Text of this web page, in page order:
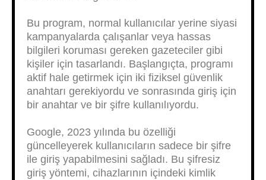
Bu program, normal kullanıcılar yerine siyasi
kampanyalarda çalışanlar veya hassas
bilgileri koruması gereken gazeteciler gibi
kişiler için tasarlandı. Başlangıçta, programı
aktif hale getirmek için iki fiziksel güvenlik
anahtarı gerekiyordu ve sonrasında giriş için
bir anahtar ve bir şifre kullanılıyordu.
Google, 2023 yılında bu özelliği
güncelleyerek kullanıcıların sadece bir şifre
ile giriş yapabilmesini sağladı. Bu şifresiz
giriş yöntemi, cihazlarının içindeki kimlik